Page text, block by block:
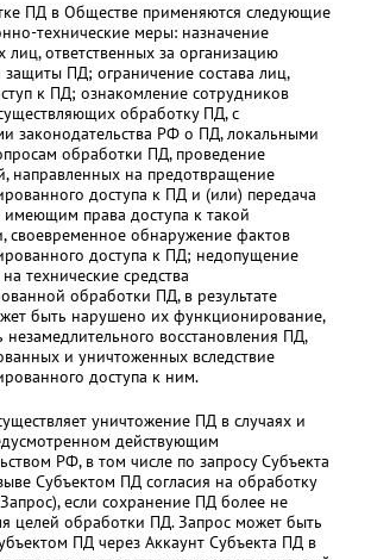
ПД в Обществе применяются следующие
технические меры: назначение
лиц, ответственных за организацию
ПД; ограничение состава лиц,
к ПД; ознакомление сотрудников
обработку ПД, c
законодательства РФ о ПД, локальными
обработки ПД, проведение
направленных на предотвращение
доступа к ПД и (или) передача
имеющим права доступа к такой
своевременное обнаружение фактов
доступа к ПД; недопущение
технические средства
обработки ПД, в результате
быть нарушено их функционирование,
незамедлительного восстановления ПД,
и уничтоженных вследствие
доступа к ним.
уничтожение ПД в случаях и
действующим
РФ, в том числе по запросу Субъекта
Субъектом ПД согласия на обработку
если сохранение ПД более не
целей обработки ПД. Запрос может быть
ПД через Аккаунт Субъекта ПД в